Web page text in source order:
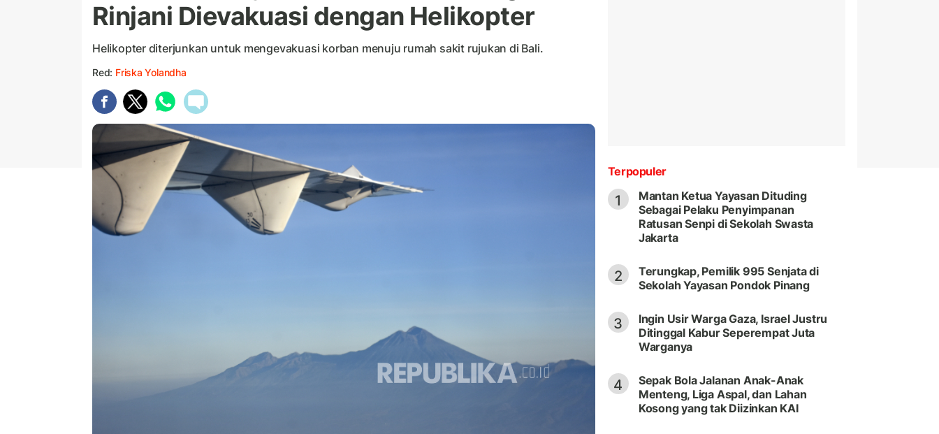
Rinjani Dievakuasi dengan Helikopter
Helikopter diterjunkan untuk mengevakuasi korban menuju rumah sakit rujukan di Bali.
Red: Friska Yolandha
Terpopuler
1
Mantan Ketua Yayasan Dituding
Sebagai Pelaku Penyimpanan
Ratusan Senpi di Sekolah Swasta
Jakarta
2
Terungkap, Pemilik 995 Senjata di
Sekolah Yayasan Pondok Pinang
3
Ingin Usir Warga Gaza, Israel Justru
Ditinggal Kabur Seperempat Juta
Warganya
4
Sepak Bola Jalanan Anak-Anak
Menteng, Liga Aspal, dan Lahan
Kosong yang tak Diizinkan KAI